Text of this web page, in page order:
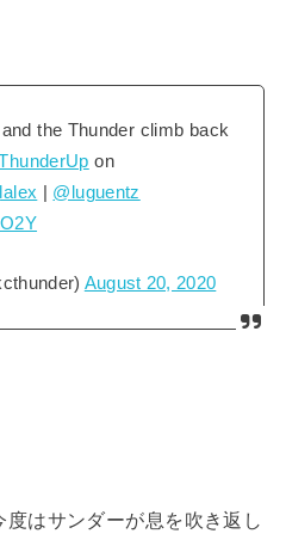
the Thunder climb back
on
@luguentz
August 20, 2020
はサンダーが息を吹き返し